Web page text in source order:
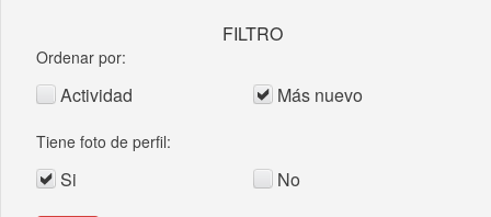
FILTRO
Ordenar por:
Actividad Más nuevo
Tiene foto de perfil:
Si No